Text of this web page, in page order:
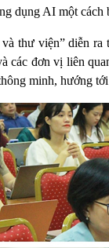
dụng AI một cách
thư viện” diễn
các đơn vị liên
minh, hướng